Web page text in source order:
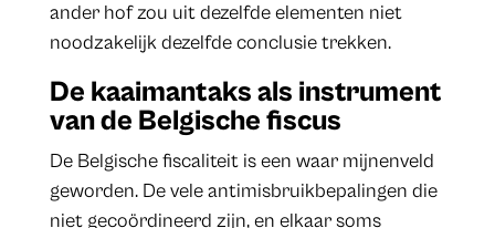
ander hof zou uit dezelfde elementen niet
noodzakelijk dezelfde conclusie trekken.
De kaaimantaks als instrument
van de Belgische fiscus
De Belgische fiscaliteit is een waar mijnenveld
geworden. De vele antimisbruikbepalingen die
niet gecoördineerd zijn, en elkaar soms